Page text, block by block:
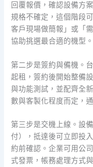
回覆報價，確認設備方
規格不確定，這個階段
客戶現場做簡報」或「
協助挑選最合適的機型。
第二步是簽約與備機。
起租，簽約後開始整備
與功能測試，並配齊全
數與客製化程度而定，
第三步是交機上線。設
付），抵達後可立即投
約前確認。企業可用公
式發票，帳務處理方式